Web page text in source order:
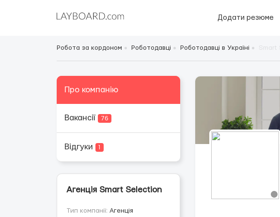
Додати резюме
Робота за кордоном Роботодавці Роботодавці в Україні
Про компанію
Вакансії 76
Відгуки 1
Агенція Smart Selection
Тип компанії: Агенція